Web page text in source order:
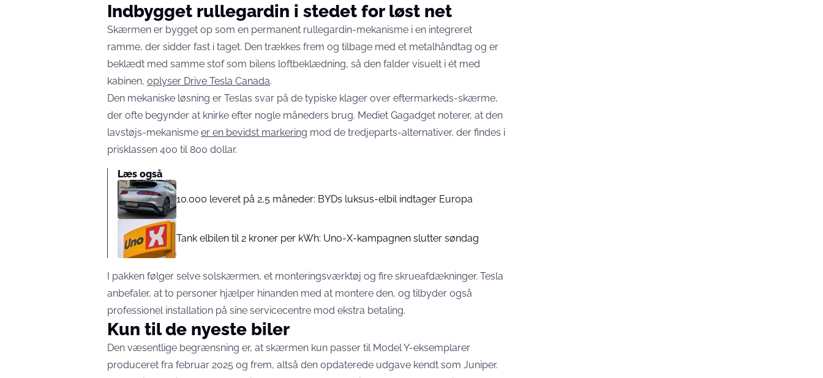
Indbygget rullegardin i stedet for løst net
Skærmen er bygget op som en permanent rullegardin-mekanisme i en integreret
ramme, der sidder fast i taget. Den trækkes frem og tilbage med et metalhåndtag og er
beklædt med samme stof som bilens loftbeklædning, så den falder visuelt i ét med
kabinen, oplyser Drive Tesla Canada.
Den mekaniske løsning er Teslas svar på de typiske klager over eftermarkeds-skærme,
der ofte begynder at knirke efter nogle måneders brug. Mediet Gagadget noterer, at den
lavstøjs-mekanisme er en bevidst markering mod de tredjeparts-alternativer, der findes i
prisklassen 400 til 800 dollar.
Læs også
10.000 leveret på 2,5 måneder: BYDs luksus-elbil indtager Europa
Tank elbilen til 2 kroner per kWh: Uno-X-kampagnen slutter søndag
I pakken følger selve solskærmen, et monteringsværktøj og fire skrueafdækninger. Tesla
anbefaler, at to personer hjælper hinanden med at montere den, og tilbyder også
professionel installation på sine servicecentre mod ekstra betaling.
Kun til de nyeste biler
Den væsentlige begrænsning er, at skærmen kun passer til Model Y-eksemplarer
produceret fra februar 2025 og frem, altså den opdaterede udgave kendt som Juniper.